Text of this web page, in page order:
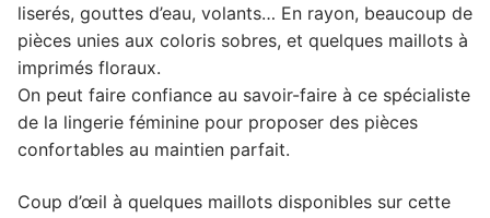
liserés, gouttes d’eau, volants… En rayon, beaucoup de
pièces unies aux coloris sobres, et quelques maillots à
imprimés floraux.
On peut faire confiance au savoir-faire à ce spécialiste
de la lingerie féminine pour proposer des pièces
confortables au maintien parfait.
Coup d’œil à quelques maillots disponibles sur cette